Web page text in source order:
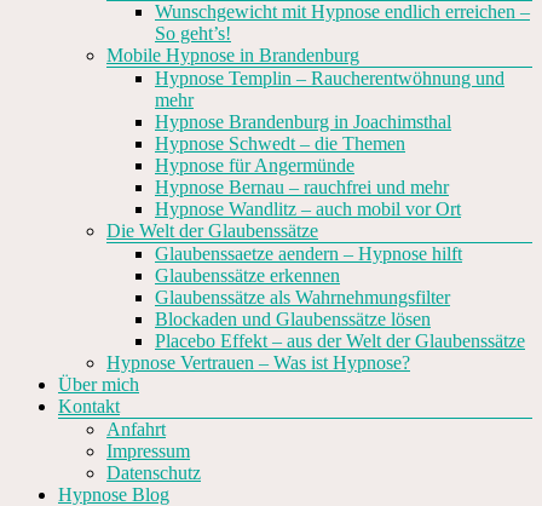
Wunschgewicht mit Hypnose endlich erreichen –
So geht’s!
Mobile Hypnose in Brandenburg
Hypnose Templin – Raucherentwöhnung und
mehr
Hypnose Brandenburg in Joachimsthal
Hypnose Schwedt – die Themen
Hypnose für Angermünde
Hypnose Bernau – rauchfrei und mehr
Hypnose Wandlitz – auch mobil vor Ort
Die Welt der Glaubenssätze
Glaubenssaetze aendern – Hypnose hilft
Glaubenssätze erkennen
Glaubenssätze als Wahrnehmungsfilter
Blockaden und Glaubenssätze lösen
Placebo Effekt – aus der Welt der Glaubenssätze
Hypnose Vertrauen – Was ist Hypnose?
Über mich
Kontakt
Anfahrt
Impressum
Datenschutz
Hypnose Blog